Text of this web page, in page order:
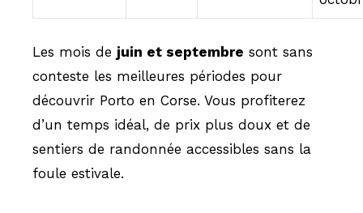
Les mois de juin et septembre sont sans
conteste les meilleures périodes pour
découvrir Porto en Corse. Vous profiterez
d’un temps idéal, de prix plus doux et de
sentiers de randonnée accessibles sans la
foule estivale.